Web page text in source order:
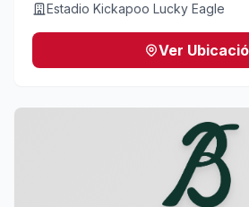
Estadio Kickapoo Lucky Eagle
Ver